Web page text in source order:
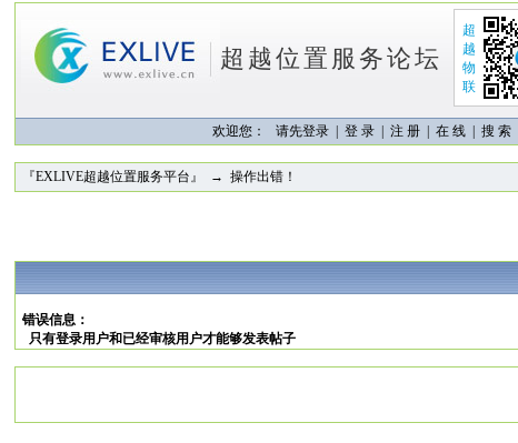
超越位置服务论坛
超
越
物
联
欢迎您： 请先登录 | 登 录 注 册 在 线 搜 索
『EXLIVE超越位置服务平台』 → 操作出错！
错误信息：
只有登录用户和已经审核用户才能够发表帖子